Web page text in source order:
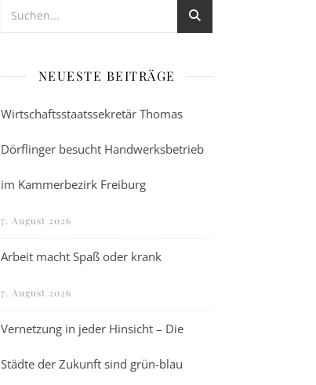
NEUESTE BEITRÄGE
Wirtschaftsstaatssekretär Thomas
Dörflinger besucht Handwerksbetrieb
im Kammerbezirk Freiburg
7. August 2026
Arbeit macht Spaß oder krank
7. August 2026
Vernetzung in jeder Hinsicht – Die
Städte der Zukunft sind grün-blau